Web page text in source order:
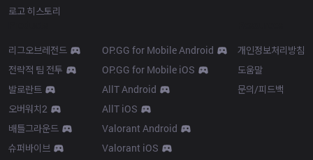
로고 히스토리
리그오브레전드
전략적 팀 전투
발로란트
오버워치2
배틀그라운드
슈퍼바이브
OP.GG for Mobile Android
OP.GG for Mobile iOS
AllT Android
AllT iOS
Valorant Android
Valorant iOS
개인정보처리방침
도움말
문의/피드백